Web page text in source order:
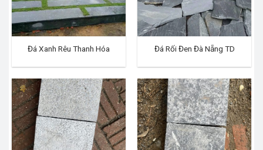
Đá Xanh Rêu Thanh Hóa Đá Rối Đen Đà Nẵng TD